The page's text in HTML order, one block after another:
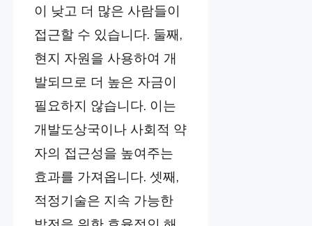
이 낮고 더 많은 사람들이
접근할 수 있습니다. 둘째,
현지 자원을 사용하여 개
발되므로 더 높은 자금이
필요하지 않습니다. 이는
개발도상국이나 사회적 약
자의 접근성을 높여주는
효과를 가져옵니다. 셋째,
적정기술은 지속 가능한